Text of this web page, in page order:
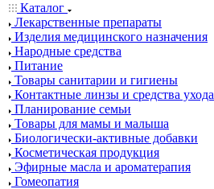
Каталог
Лекарственные препараты
Изделия медицинского назначения
Народные средства
Питание
Товары санитарии и гигиены
Контактные линзы и средства ухода
Планирование семьи
Товары для мамы и малыша
Биологически-активные добавки
Косметическая продукция
Эфирные масла и ароматерапия
Гомеопатия